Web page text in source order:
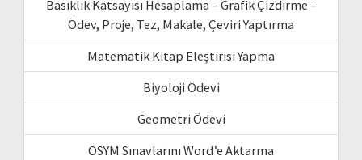
Basıklık Katsayısı Hesaplama – Grafik Çizdirme –
Ödev, Proje, Tez, Makale, Çeviri Yaptırma
Matematik Kitap Eleştirisi Yapma
Biyoloji Ödevi
Geometri Ödevi
ÖSYM Sınavlarını Word’e Aktarma